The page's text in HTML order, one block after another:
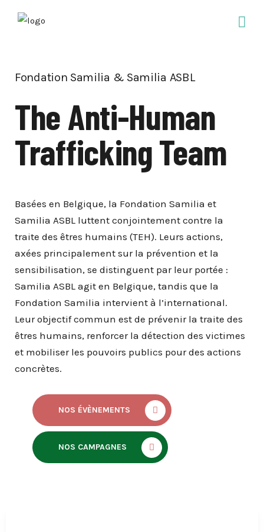
Fondation Samilia & Samilia ASBL
The Anti-Human
Trafficking Team
Basées en Belgique, la Fondation Samilia et
Samilia ASBL luttent conjointement contre la
traite des êtres humains (TEH). Leurs actions,
axées principalement sur la prévention et la
sensibilisation, se distinguent par leur portée :
Samilia ASBL agit en Belgique, tandis que la
Fondation Samilia intervient à l’international.
Leur objectif commun est de prévenir la traite des
êtres humains, renforcer la détection des victimes
et mobiliser les pouvoirs publics pour des actions
concrètes.
NOS ÉVÈNEMENTS
NOS CAMPAGNES